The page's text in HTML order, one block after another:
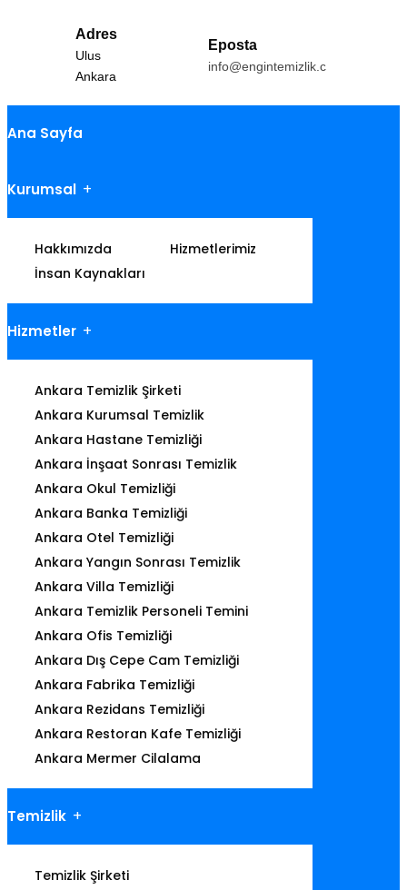
Adres
Ulus
Ankara
Eposta
info@engintemizlik.com
Ana Sayfa
Kurumsal
Hakkımızda
Hizmetlerimiz
İnsan Kaynakları
Hizmetler
Ankara Temizlik Şirketi
Ankara Kurumsal Temizlik
Ankara Hastane Temizliği
Ankara İnşaat Sonrası Temizlik
Ankara Okul Temizliği
Ankara Banka Temizliği
Ankara Otel Temizliği
Ankara Yangın Sonrası Temizlik
Ankara Villa Temizliği
Ankara Temizlik Personeli Temini
Ankara Ofis Temizliği
Ankara Dış Cepe Cam Temizliği
Ankara Fabrika Temizliği
Ankara Rezidans Temizliği
Ankara Restoran Kafe Temizliği
Ankara Mermer Cilalama
Temizlik
Temizlik Şirketi